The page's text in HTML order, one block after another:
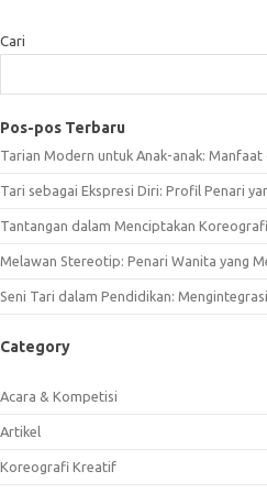
Cari
Pos-pos Terbaru
Tarian Modern untuk Anak-anak: Manfaat
Tari sebagai Ekspresi Diri: Profil Penari
Tantangan dalam Menciptakan
Melawan Stereotip: Penari Wanita yang
Seni Tari dalam Pendidikan:
Category
Acara & Kompetisi
Artikel
Koreografi Kreatif